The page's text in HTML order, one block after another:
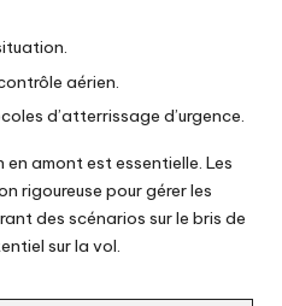
aérien.
d’atterrissage d’urgence.
amont est essentielle. Les
rigoureuse pour gérer les
des scénarios sur le bris de
sur la vol.